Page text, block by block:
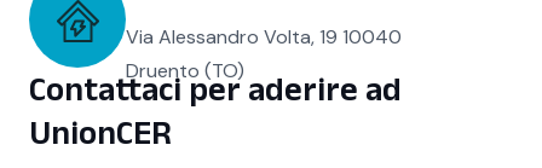
Via Alessandro Volta, 19 10040
Druento (TO)
Contattaci per aderire ad
UnionCER